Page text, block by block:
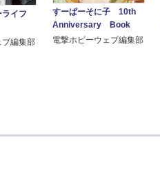
ライフ
編集部
すーぱーそに子 10th
Anniversary Book
電撃ホビーウェブ編集部